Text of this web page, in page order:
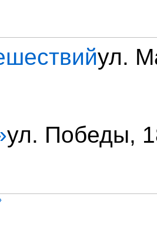
ул.
ул. Победы,